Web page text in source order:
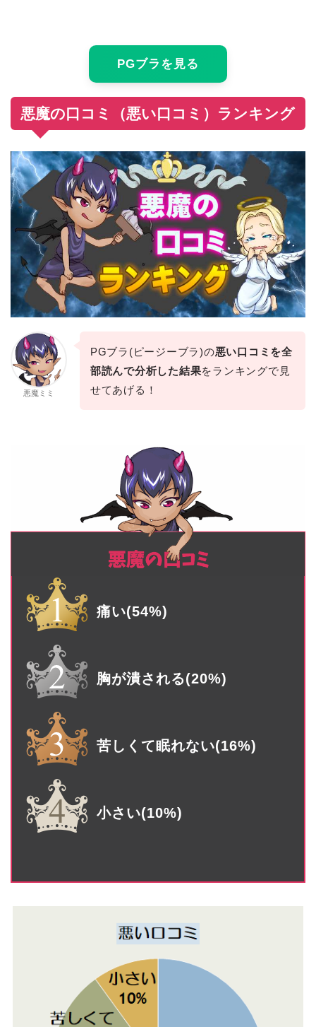
PGブラを見る
悪魔の口コミ（悪い口コミ）ランキング
悪魔ミミ
PGブラ(ピージーブラ)の悪い口コミを全
部読んで分析した結果をランキングで見
せてあげる！
痛い(54%)
胸が潰される(20%)
苦しくて眠れない(16%)
小さい(10%)